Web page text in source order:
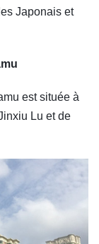
Japonais et
est située à
Lu et de